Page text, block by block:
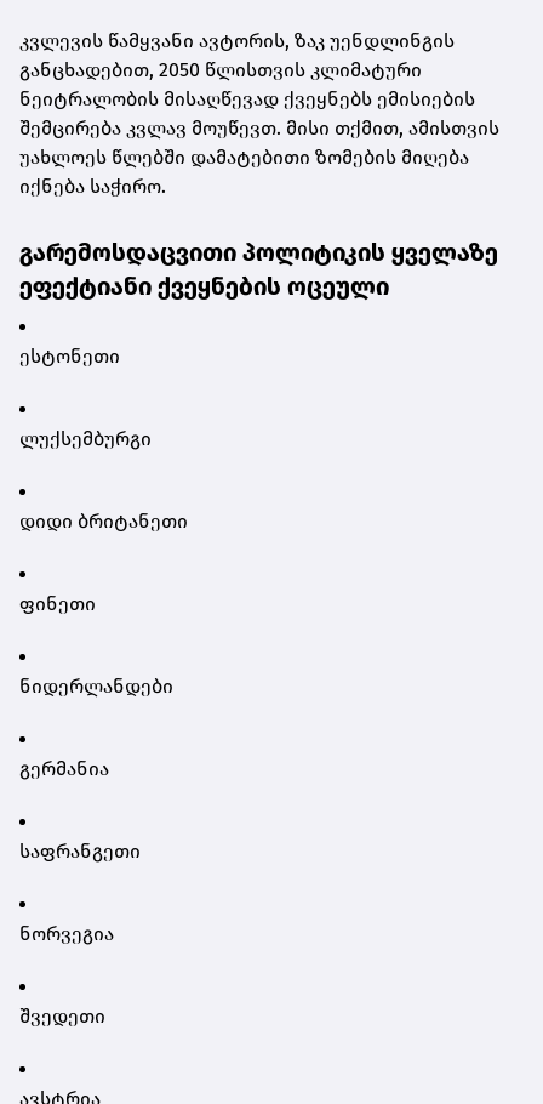
კვლევის წამყვანი ავტორის, ზაკ უენდლინგის
განცხადებით, 2050 წლისთვის კლიმატური
ნეიტრალობის მისაღწევად ქვეყნებს ემისიების
შემცირება კვლავ მოუწევთ. მისი თქმით, ამისთვის
უახლოეს წლებში დამატებითი ზომების მიღება
იქნება საჭირო.
გარემოსდაცვითი პოლიტიკის ყველაზე
ეფექტიანი ქვეყნების ოცეული
ესტონეთი
ლუქსემბურგი
დიდი ბრიტანეთი
ფინეთი
ნიდერლანდები
გერმანია
საფრანგეთი
ნორვეგია
შვედეთი
ავსტრია